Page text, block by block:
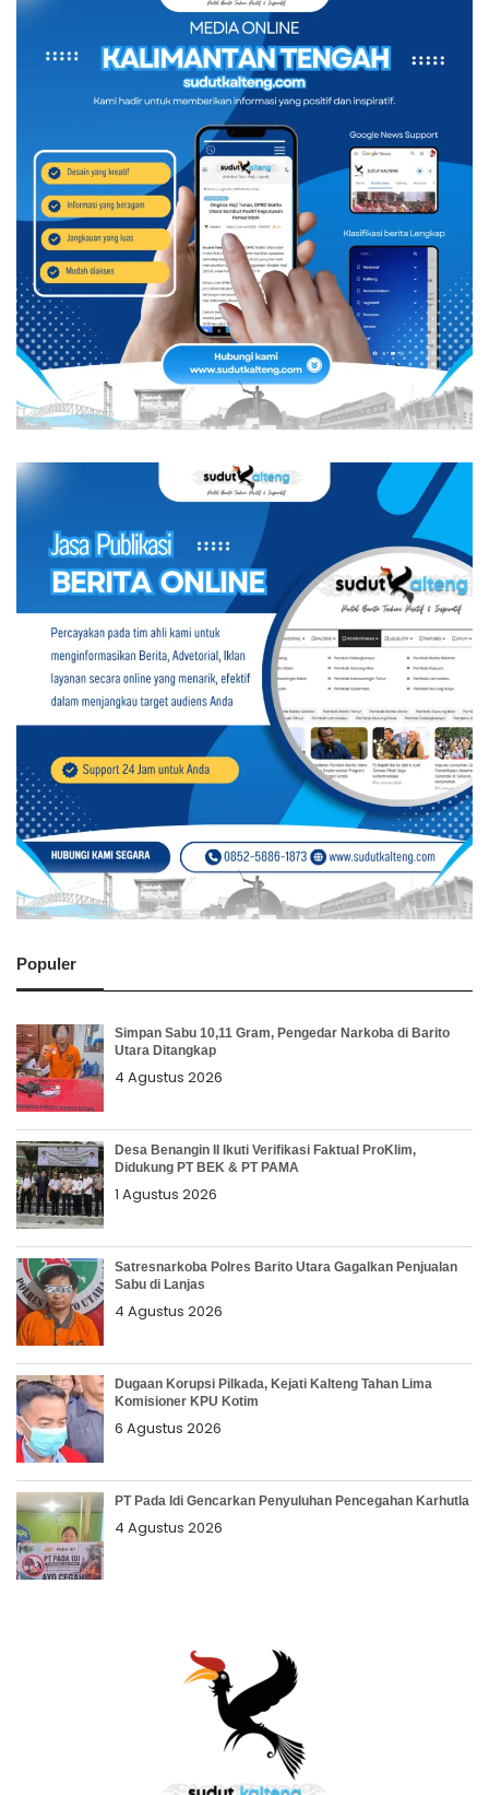
Populer
Simpan Sabu 10,11 Gram, Pengedar Narkoba di Barito
Utara Ditangkap
4 Agustus 2026
Desa Benangin II Ikuti Verifikasi Faktual ProKlim,
Didukung PT BEK & PT PAMA
1 Agustus 2026
Satresnarkoba Polres Barito Utara Gagalkan Penjualan
Sabu di Lanjas
4 Agustus 2026
Dugaan Korupsi Pilkada, Kejati Kalteng Tahan Lima
Komisioner KPU Kotim
6 Agustus 2026
PT Pada Idi Gencarkan Penyuluhan Pencegahan Karhutla
4 Agustus 2026